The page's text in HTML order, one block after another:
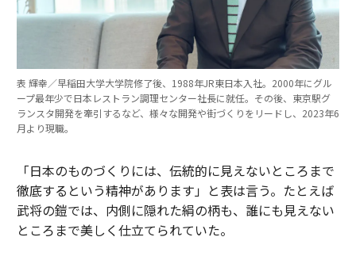
表 輝幸／早稲田大学大学院修了後、1988年JR東日本入社。2000年にグル
ープ最年少で日本レストラン調理センター社長に就任。その後、東京駅グ
ランスタ開発を牽引するなど、様々な開発や街づくりをリードし、2023年6
月より現職。
「日本のものづくりには、伝統的に見えないところまで
徹底するという精神があります」と表は言う。たとえば
武将の鎧では、内側に隠れた絹の柄も、誰にも見えない
ところまで美しく仕立てられていた。